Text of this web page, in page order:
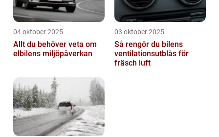
04 oktober 2025
Allt du behöver veta om
elbilens miljöpåverkan
03 oktober 2025
Så rengör du bilens
ventilationsutblås för
fräsch luft